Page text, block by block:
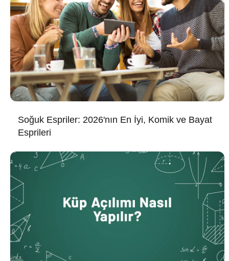
Soğuk Espriler: 2026'nın En İyi, Komik ve Bayat
Esprileri